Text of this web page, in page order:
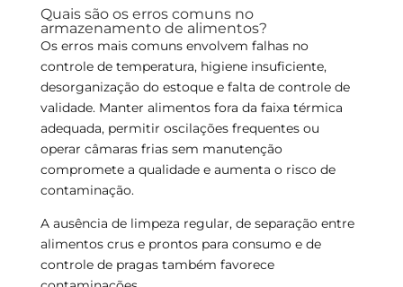
Quais são os erros comuns no
armazenamento de alimentos?
Os erros mais comuns envolvem falhas no
controle de temperatura, higiene insuficiente,
desorganização do estoque e falta de controle de
validade. Manter alimentos fora da faixa térmica
adequada, permitir oscilações frequentes ou
operar câmaras frias sem manutenção
compromete a qualidade e aumenta o risco de
contaminação.
A ausência de limpeza regular, de separação entre
alimentos crus e prontos para consumo e de
controle de pragas também favorece